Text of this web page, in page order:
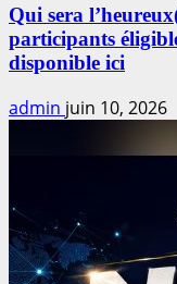
Qui sera
participants
disponible ici
admin juin 10, 2026